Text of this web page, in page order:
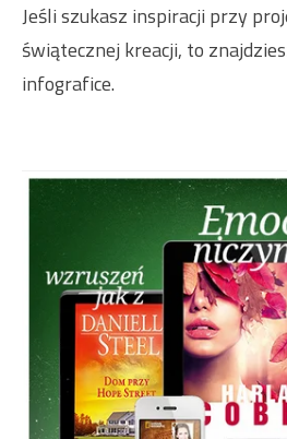
Jeśli szukasz inspiracji przy
świątecznej kreacji, to
infografice.